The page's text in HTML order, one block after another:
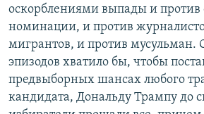
оскорблениями выпады и против
номинации, и против
мигрантов, и против мусульман.
эпизодов хватило бы, чтобы
предвыборных шансах любого
кандидата, Дональду Трампу до